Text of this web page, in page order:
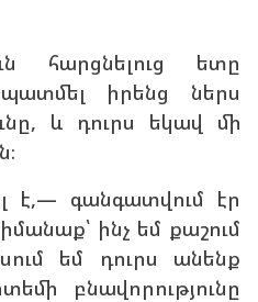
հարցնելուց ետը
պատմել իրենց ներս
և դուրս եկավ մի
է,— գանգատվում էր
ինչ եմ քաշում
եմ դուրս անենք
բնավորությունը